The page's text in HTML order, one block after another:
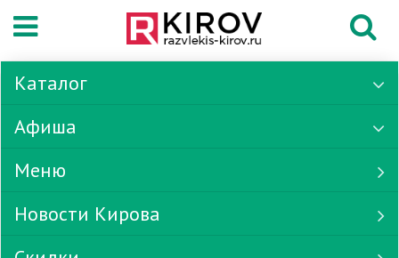
Каталог
Афиша
Меню
Новости Кирова